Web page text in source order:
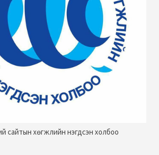
сайтын хөгжлийн нэгдсэн холбоо